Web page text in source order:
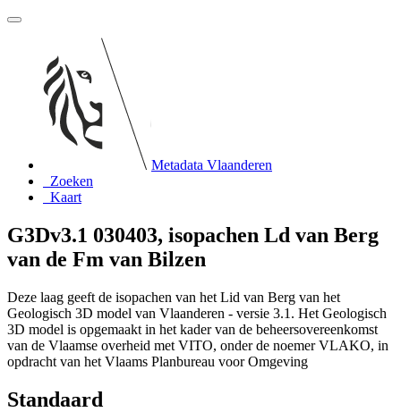
Metadata Vlaanderen
Zoeken
Kaart
G3Dv3.1 030403, isopachen Ld van Berg
van de Fm van Bilzen
Deze laag geeft de isopachen van het Lid van Berg van het
Geologisch 3D model van Vlaanderen - versie 3.1. Het Geologisch
3D model is opgemaakt in het kader van de beheersovereenkomst
van de Vlaamse overheid met VITO, onder de noemer VLAKO, in
opdracht van het Vlaams Planbureau voor Omgeving
Standaard